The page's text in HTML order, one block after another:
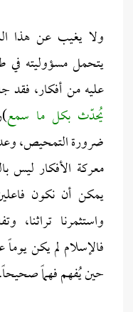
ولا يغيب عن هذا
يتحمل مسؤوليته في
عليه من أفكار، فقد
يُحدّث بكل ما سمع
ضرورة التمحيص،
معركة الأفكار ليس
يمكن أن نكون
واستثمرنا تراثنا،
فالإسلام لم يكن يوماً
حين يُفهم فهماً صحيحاً.